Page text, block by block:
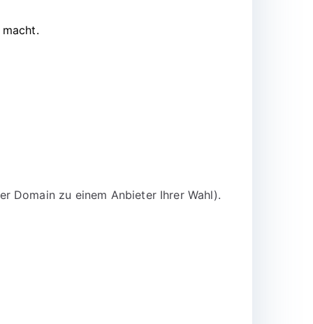
Domain zu einem Anbieter Ihrer Wahl).